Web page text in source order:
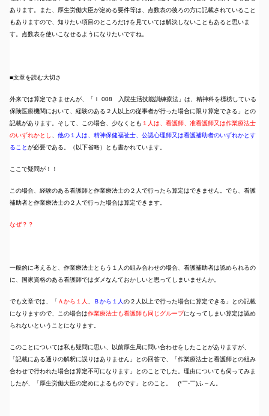
あります。また、厚生労働大臣が定める要件等は、点数表の後ろの方に記載されていること
もありますので、知りたい項目のところだけを見ていては解決しないこともあると思いま
す。点数表を使いこなせるようになりたいですね。
■文章を読む大切さ
外来では算定できませんが、「Ｉ 008 入院生活技能訓練療法」は、精神科を標榜している
保険医療機関において、経験のある２人以上の従事者が行った場合に限り算定できる」との
記載があります。そして、この場合、少なくとも １人は、看護師、准看護師又は作業療法士
のいずれかとし
他の１人は、精神保健福祉士、公認心理師又は看護補助者のいずれかとす
ることが必要である。（以下省略）とも書かれています。
ここで疑問が！！
この場合、経験のある看護師と作業療法士の２人で行ったら算定はできません。でも、看護
補助者と作業療法士の２人で行った場合は算定できます。
なぜ？？
一般的に考えると、作業療法士ともう１人の組み合わせの場合、看護補助者は認められるの
に、国家資格のある看護師ではダメなんておかしいと思ってしまいませんか。
でも文章では、「 Ａから１人 Ｂから１人 の２人以上で行った場合に算定できる」との記載
になりますので、この場合は作業療法士も看護師も同じグループになってしまい算定は認め
られないということになります。
このことについては私も疑問に思い、以前厚生局に問い合わせをしたことがありますが、
「記載にある通りの解釈に誤りはありません」との回答で、「作業療法士と看護師との組み
合わせで行われた場合は算定不可になります」とのことでした。理由についても伺ってみま
したが、「厚生労働大臣の定めによるものです」とのこと。 (*￣-￣)ふ～ん。